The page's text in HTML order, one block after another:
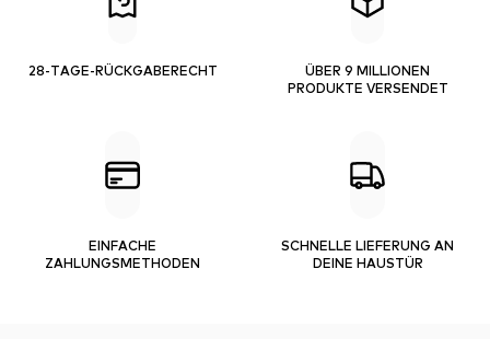
28-TAGE-RÜCKGABERECHT
ÜBER 9 MILLIONEN
PRODUKTE VERSENDET
EINFACHE
ZAHLUNGSMETHODEN
SCHNELLE LIEFERUNG AN
DEINE HAUSTÜR